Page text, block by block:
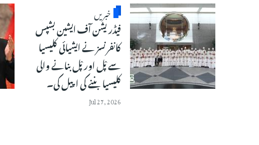
خبریں
فیڈریشن آف ایشین بشپس
کانفرنسز نے ایشیائی کلیسیا
سے پْل اور پْل بنانے والی
کلیسیا بننے کی اپیل کی۔
Jul 27, 2026